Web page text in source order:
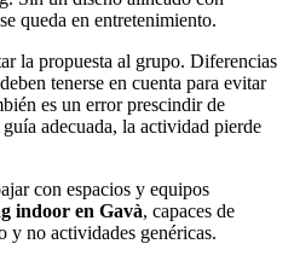
queda en entretenimiento.
la propuesta al grupo. Diferencias
tenerse en cuenta para evitar
es un error prescindir de
adecuada, la actividad pierde
con espacios y equipos
indoor en Gavà, capaces de
y no actividades genéricas.